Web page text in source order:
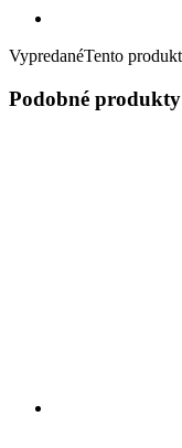
VypredanéTento
Podobné produkty